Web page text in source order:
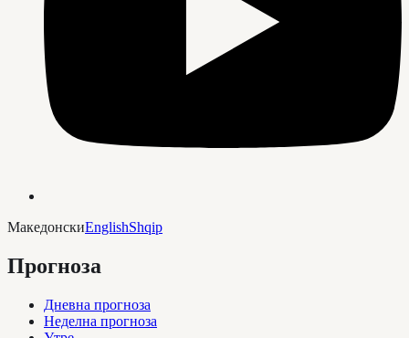
МакедонскиEnglishShqip
Прогноза
Дневна прогноза
Неделна прогноза